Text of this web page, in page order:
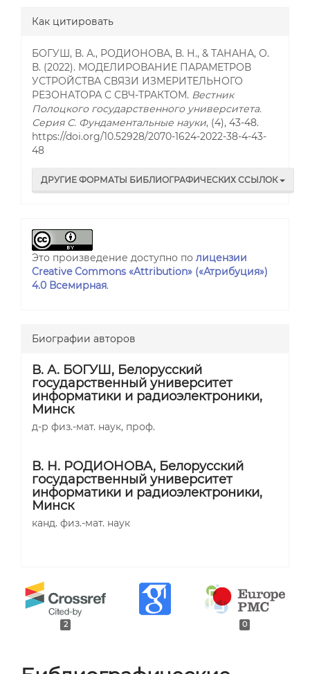
Как цитировать
БОГУШ, В. А., РОДИОНОВА, В. Н., & ТАНАНА, О.
В. (2022). МОДЕЛИРОВАНИЕ ПАРАМЕТРОВ
УСТРОЙСТВА СВЯЗИ ИЗМЕРИТЕЛЬНОГО
РЕЗОНАТОРА С СВЧ-ТРАКТОМ. Вестник
Полоцкого государственного университета.
Серия С. Фундаментальные науки, (4), 43-48.
https://doi.org/10.52928/2070-1624-2022-38-4-43-
48
ДРУГИЕ ФОРМАТЫ БИБЛИОГРАФИЧЕСКИХ ССЫЛОК
Это произведение доступно по лицензии
Creative Commons «Attribution» («Атрибуция»)
4.0 Всемирная.
Биографии авторов
В. А. БОГУШ, Белорусский
государственный университет
информатики и радиоэлектроники,
Минск
д-р физ.-мат. наук, проф.
В. Н. РОДИОНОВА, Белорусский
государственный университет
информатики и радиоэлектроники,
Минск
канд. физ.-мат. наук
2 0